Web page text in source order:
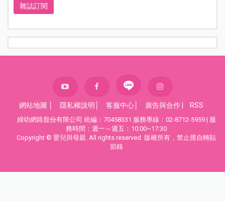
雜誌訂閱
網站地圖 隱私權說明 客服中心 廣告與合作 RSS
婦幼網路股份有限公司 統編：70458331 服務專線：02-8712-5959 | 服
務時間：週一～週五：10:00~17:30
Copyright © 嬰兒與母親. All rights reserved. 版權所有，禁止擅自轉貼
節錄